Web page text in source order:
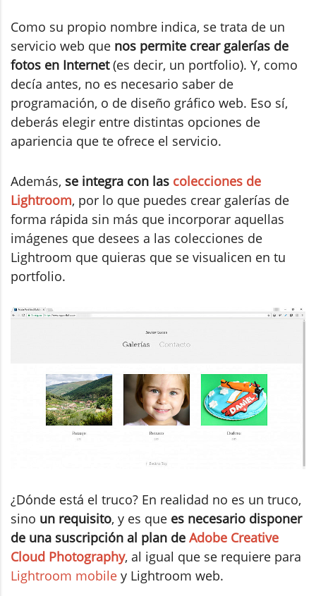
Como su propio nombre indica, se trata de un
servicio web que nos permite crear galerías de
fotos en Internet(es decir, un portfolio). Y, como
decía antes, no es necesario saber de
programación, o de diseño gráfico web. Eso sí,
deberás elegir entre distintas opciones de
apariencia que te ofrece el servicio.
Además, se integra con las colecciones de
Lightroom, por lo que puedes crear galerías de
forma rápida sin más que incorporar aquellas
imágenes que desees a las colecciones de
Lightroom que quieras que se visualicen en tu
portfolio.
¿Dónde está el truco? En realidad no es un truco,
sino un requisito, y es que es necesario disponer
de una suscripción al plan de Adobe Creative
Cloud Photography, al igual que se requiere para
Lightroom mobile y Lightroom web.